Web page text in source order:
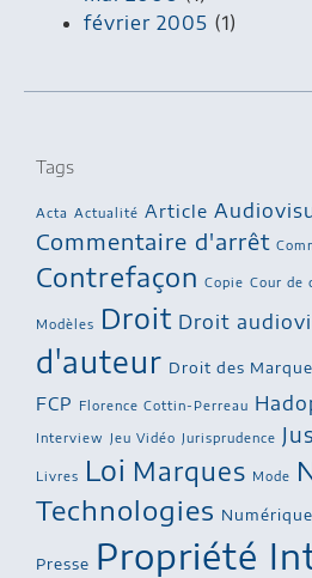
février 2005 (1)
Tags
Acta Actualité Article
Commentaire d'arrêt
Contrefaçon Copie Cour de
Modèles Droit Droit
d'auteur Droit des
FCP
Florence Cottin-Perreau
Interview Jeu Vidéo Jurisprudence
Livres Loi Marques Mode
Technologies Numérique
Presse Propriété